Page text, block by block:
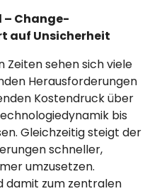
– Change-
auf Unsicherheit
sehen sich viele
Herausforderungen
Kostendruck über
bis
Gleichzeitig steigt der
schneller,
umzusetzen.
damit zum zentralen